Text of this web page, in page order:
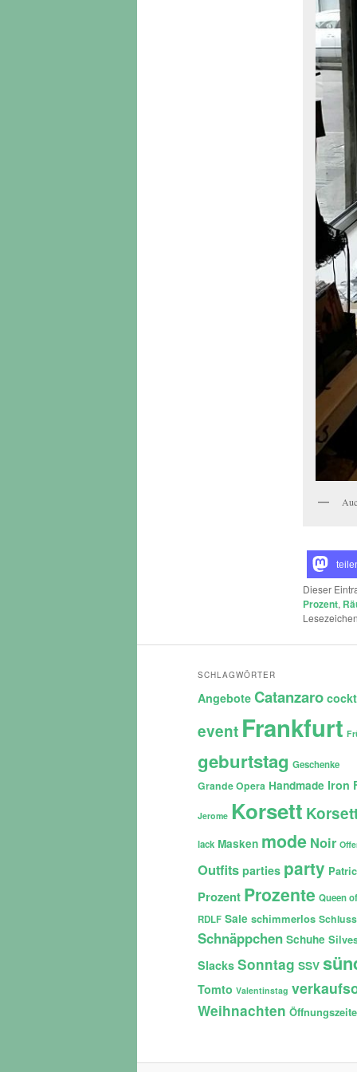
Dieser
Prozent,
SCHLAGWÖRTER
Angebote Catanzaro
event Frankfurt
geburtstag Geschenke
Grande Opera Handmade Iron
Jerome Korsett
lack Masken mode Noir
Outfits parties party
Prozent Prozente Queen
RDLF Sale schimmerlos
Schnäppchen Schuhe
Slacks Sonntag SSV
Tomto Valentinstag
Weihnachten